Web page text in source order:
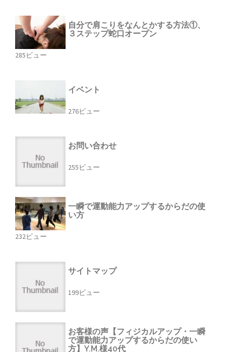
自分で肩こりをなんとかする方法①、
３ステップ蛇口オープン
285ビュー
イベント
276ビュー
お問い合わせ
255ビュー
一瞬で運動能力アップするからだの使
い方
232ビュー
サイトマップ
199ビュー
お客様の声【フィジカルアップ・一瞬
で運動能力アップするからだの使い
方】Y.M.様40代